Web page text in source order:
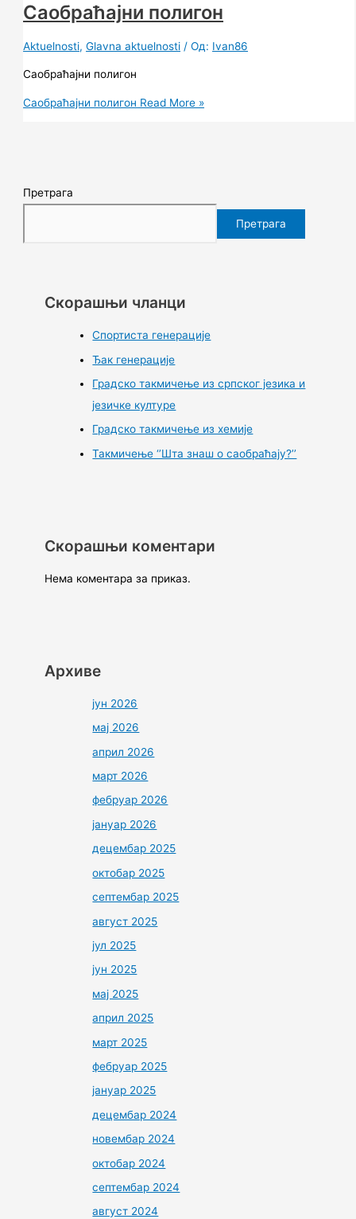
Саобраћајни полигон
Aktuelnosti,Glavna aktuelnosti / Од: Ivan86
Саобраћајни полигон
Саобраћајни полигон Read More »
Претрага
Претрага
Скорашњи чланци
Спортиста генерације
Ђак генерације
Градско такмичење из српског језика и
језичке културе
Градско такмичење из хемије
Такмичење ‘’Шта знаш о саобраћају?’’
Скорашњи коментари
Нема коментара за приказ.
Архиве
јун 2026
мај 2026
април 2026
март 2026
фебруар 2026
јануар 2026
децембар 2025
октобар 2025
септембар 2025
август 2025
јул 2025
јун 2025
мај 2025
април 2025
март 2025
фебруар 2025
јануар 2025
децембар 2024
новембар 2024
октобар 2024
септембар 2024
август 2024